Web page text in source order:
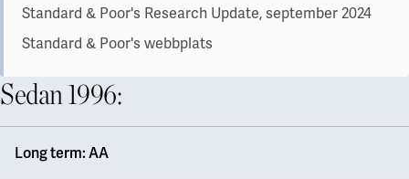
Standard & Poor's Research Update, september 2024
Standard & Poor's webbplats
Sedan 1996:
Long term: AA